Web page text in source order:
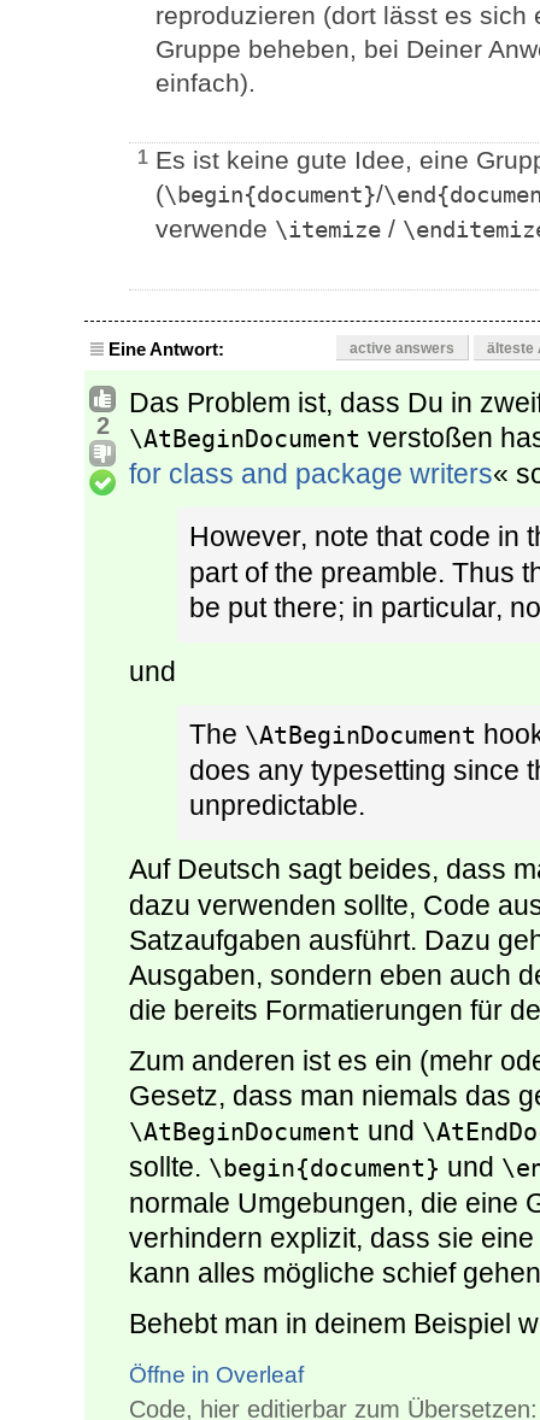
reproduzieren (dort lässt es
Gruppe beheben, bei Deiner
einfach).
1 Es ist keine gute Idee, eine
(\begin{document}/
verwende \itemize /
Eine Antwort: active answers älteste
2
Das Problem ist, dass Du in
\AtBeginDocument verstoßen
for class and package writers«
However, note that code in
part of the preamble. Thus
be put there; in particular,
und
The \AtBeginDocument
does any typesetting since
unpredictable.
Auf Deutsch sagt beides, dass
dazu verwenden sollte, Code
Satzaufgaben ausführt. Dazu
Ausgaben, sondern eben auch
die bereits Formatierungen für
Zum anderen ist es ein (mehr
Gesetz, dass man niemals das
\AtBeginDocument und
sollte. \begin{document} und
normale Umgebungen, die eine
verhindern explizit, dass sie
kann alles mögliche schief
Behebt man in deinem Beispiel
Öffne in Overleaf
Code, hier editierbar zum Übersetzen: